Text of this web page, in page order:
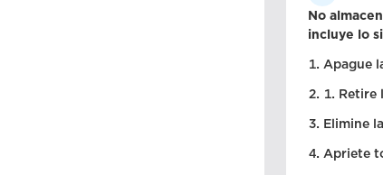
No
incluye lo
Apague
Retire
Elimine
Apriete